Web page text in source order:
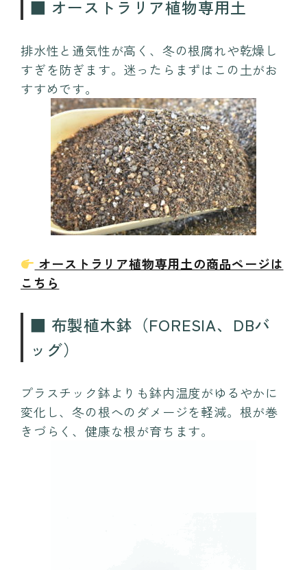
■ オーストラリア植物専用土
排水性と通気性が高く、冬の根腐れや乾燥し
すぎを防ぎます。迷ったらまずはこの土がお
すすめです。
オーストラリア植物専用土の商品ページは
こちら
■ 布製植木鉢（FORESIA、DBバ
ッグ）
プラスチック鉢よりも鉢内温度がゆるやかに
変化し、冬の根へのダメージを軽減。根が巻
きづらく、健康な根が育ちます。